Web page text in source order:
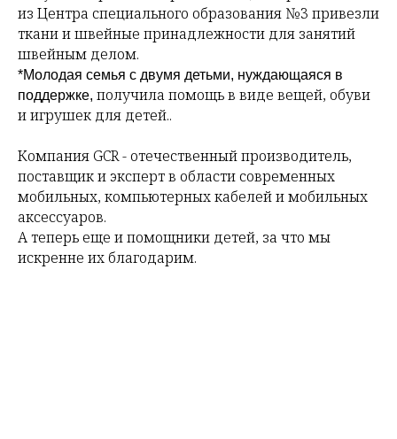
из Центра специального образования №3 привезли
ткани и швейные принадлежности для занятий
швейным делом.
*Молодая семья с двумя детьми, нуждающаяся в
поддержке, получила помощь в виде вещей, обуви
и игрушек для детей..
Компания GCR - отечественный производитель,
поставщик и эксперт в области современных
мобильных, компьютерных кабелей и мобильных
аксессуаров.
А теперь еще и помощники детей, за что мы
искренне их благодарим.